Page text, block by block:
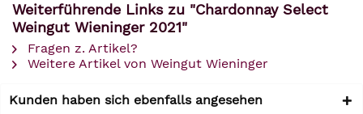
Weiterführende Links zu "Chardonnay Select
Weingut Wieninger 2021"
Fragen z. Artikel?
Weitere Artikel von Weingut Wieninger
Kunden haben sich ebenfalls angesehen